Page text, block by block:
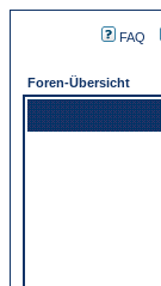
FAQ
Foren-Übersicht